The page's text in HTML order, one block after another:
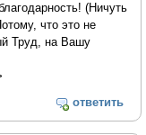
(Ничуть
что это не
Труд, на Вашу
ответить